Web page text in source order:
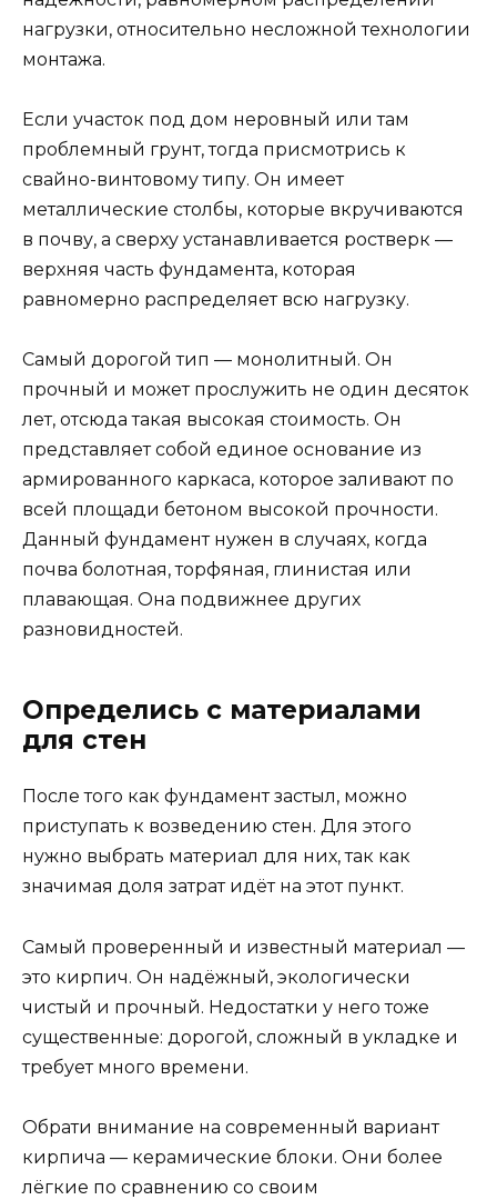
нагрузки, относительно несложной технологии
монтажа.
Если участок под дом неровный или там
проблемный грунт, тогда присмотрись к
свайно-винтовому типу. Он имеет
металлические столбы, которые вкручиваются
в почву, а сверху устанавливается ростверк —
верхняя часть фундамента, которая
равномерно распределяет всю нагрузку.
Самый дорогой тип — монолитный. Он
прочный и может прослужить не один десяток
лет, отсюда такая высокая стоимость. Он
представляет собой единое основание из
армированного каркаса, которое заливают по
всей площади бетоном высокой прочности.
Данный фундамент нужен в случаях, когда
почва болотная, торфяная, глинистая или
плавающая. Она подвижнее других
разновидностей.
Определись с материалами
для стен
После того как фундамент застыл, можно
приступать к возведению стен. Для этого
нужно выбрать материал для них, так как
значимая доля затрат идёт на этот пункт.
Самый проверенный и известный материал —
это кирпич. Он надёжный, экологически
чистый и прочный. Недостатки у него тоже
существенные: дорогой, сложный в укладке и
требует много времени.
Обрати внимание на современный вариант
кирпича — керамические блоки. Они более
лёгкие по сравнению со своим